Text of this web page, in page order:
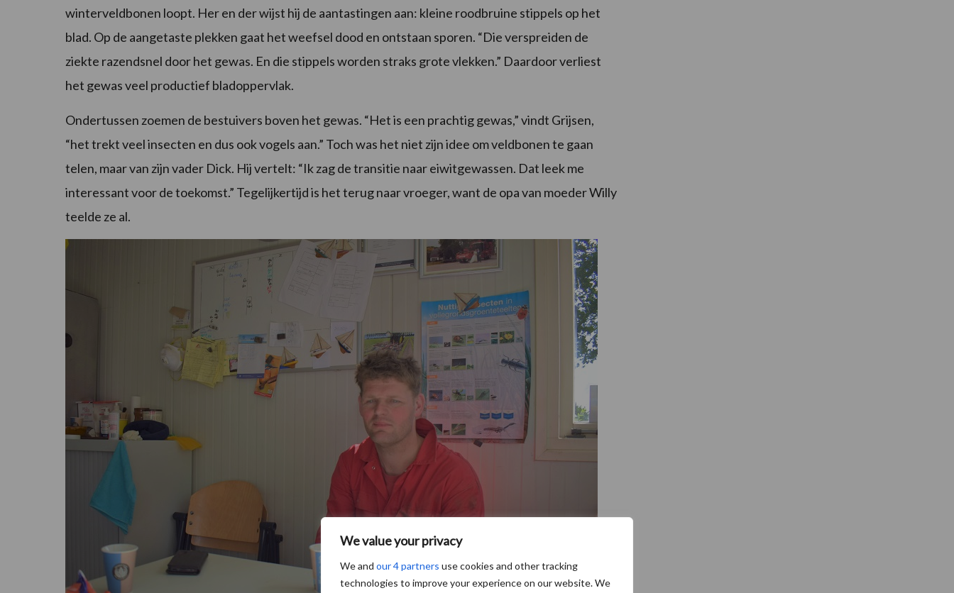
We value your privacy
We and our 4 partners use cookies and other tracking
technologies to improve your experience on our website. We
winterveldbonen loopt. Her en der wijst hij de aantastingen aan: kleine roodbruine stippels op het
blad. Op de aangetaste plekken gaat het weefsel dood en ontstaan sporen. “Die verspreiden de
ziekte razendsnel door het gewas. En die stippels worden straks grote vlekken.” Daardoor verliest
het gewas veel productief bladoppervlak.
Ondertussen zoemen de bestuivers boven het gewas. “Het is een prachtig gewas,” vindt Grijsen,
“het trekt veel insecten en dus ook vogels aan.” Toch was het niet zijn idee om veldbonen te gaan
telen, maar van zijn vader Dick. Hij vertelt: “Ik zag de transitie naar eiwitgewassen. Dat leek me
interessant voor de toekomst.” Tegelijkertijd is het terug naar vroeger, want de opa van moeder Willy
teelde ze al.